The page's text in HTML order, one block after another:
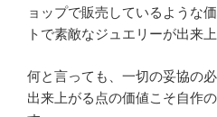
ョップで販売しているような
トで素敵なジュエリーが出来上
何と言っても、一切の妥協の
出来上がる点の価値こそ自作